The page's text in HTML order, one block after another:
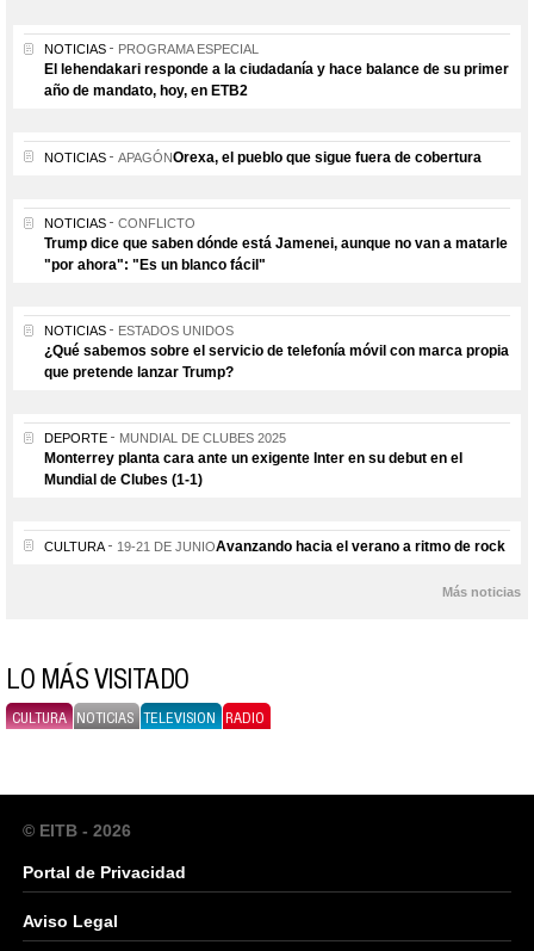
NOTICIAS PROGRAMA ESPECIAL
El lehendakari responde a la ciudadanía y hace balance de su primer
año de mandato, hoy, en ETB2
NOTICIAS APAGÓNOrexa, el pueblo que sigue fuera de cobertura
NOTICIAS CONFLICTO
Trump dice que saben dónde está Jamenei, aunque no van a matarle
"por ahora": "Es un blanco fácil"
NOTICIAS ESTADOS UNIDOS
¿Qué sabemos sobre el servicio de telefonía móvil con marca propia
que pretende lanzar Trump?
DEPORTE MUNDIAL DE CLUBES 2025
Monterrey planta cara ante un exigente Inter en su debut en el
Mundial de Clubes (1-1)
CULTURA 19-21 DE JUNIOAvanzando hacia el verano a ritmo de rock
Más noticias
LO MÁS VISITADO
CULTURA NOTICIAS TELEVISION RADIO
© EITB - 2026
Portal de Privacidad
Aviso Legal